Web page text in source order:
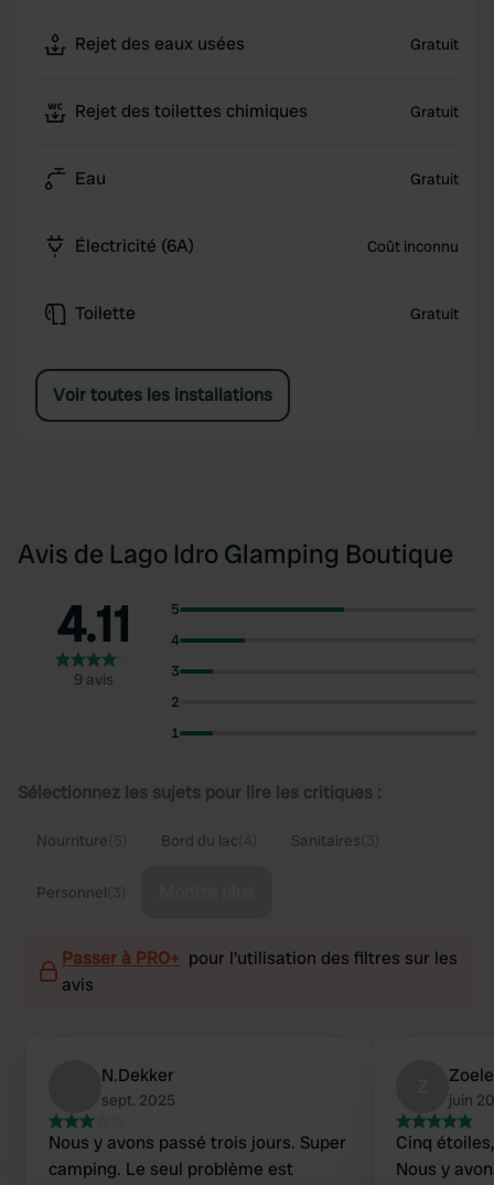
Rejet des eaux usées Gratuit
Rejet des toilettes chimiques Gratuit
Eau Gratuit
Électricité (6A) Coût inconnu
Toilette Gratuit
Voir toutes les installations
Avis de Lago Idro Glamping Boutique
4.11
9 avis
5
4
3
2
1
Sélectionnez les sujets pour lire les critiques :
Nourriture Bord du lac Sanitaires
Personnel
Passer à PRO+ pour l'utilisation des filtres sur les
avis
N.Dekker
sept. 2025
Nous y avons passé trois jours. Super
camping. Le seul problème est
juin
Cinq
Nous y